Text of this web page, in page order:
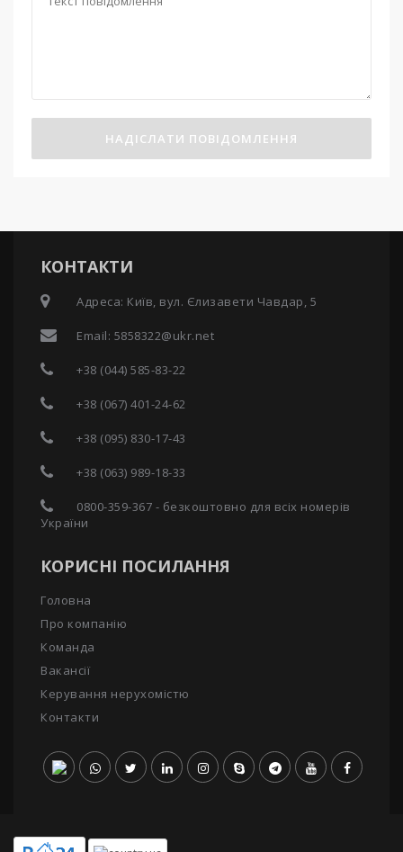
НАДІСЛАТИ ПОВІДОМЛЕННЯ
КОНТАКТИ
Адреса: Київ, вул. Єлизавети Чавдар, 5
Email: 5858322@ukr.net
+38 (044) 585-83-22
+38 (067) 401-24-62
+38 (095) 830-17-43
+38 (063) 989-18-33
0800-359-367 - безкоштовно для всіх номерів
України
КОРИСНІ ПОСИЛАННЯ
Головна
Про компанію
Команда
Вакансії
Керування нерухомістю
Контакти